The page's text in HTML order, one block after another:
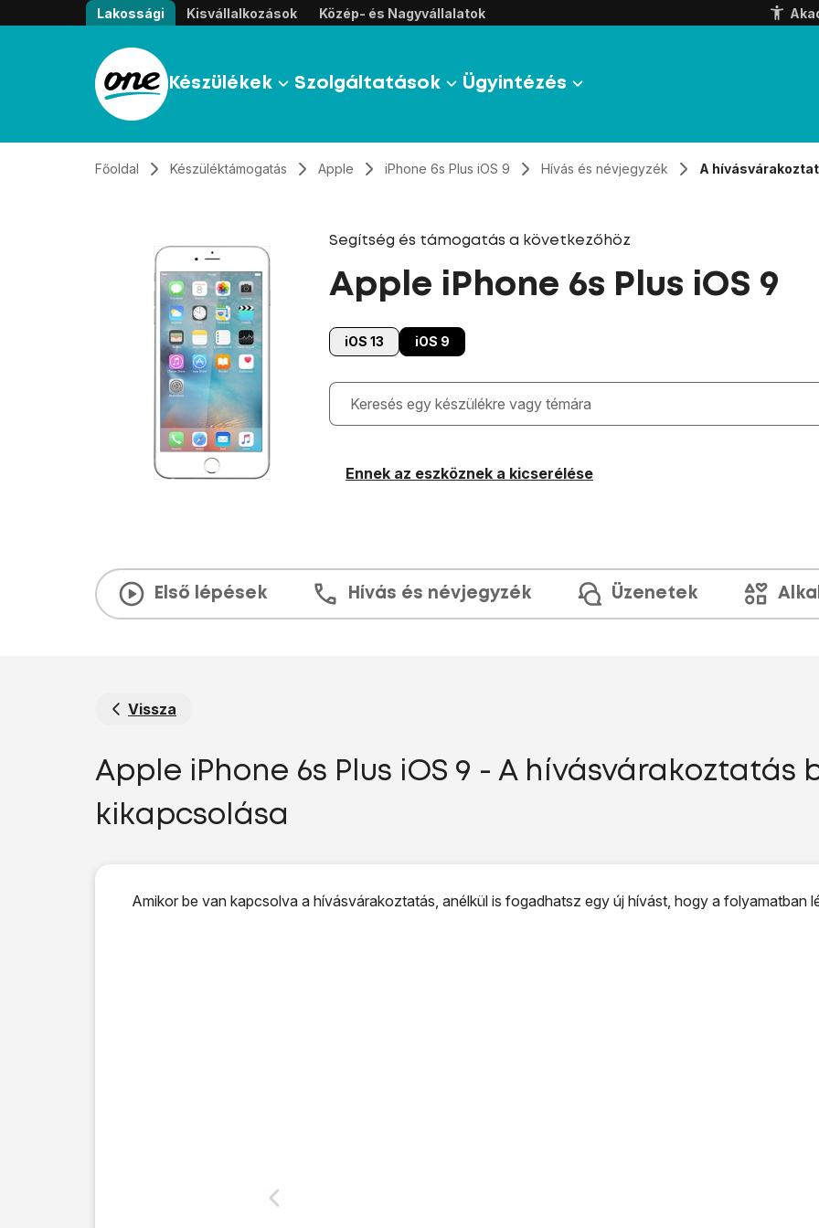
Átugrás, tovább a tartalomhoz
Lakossági Kisvállalkozások Közép- és Nagyvállalatok
Készülékek Szolgáltatások Ügyintézés
Főoldal Készüléktámogatás Apple iPhone 6s Plus iOS 9 Hívás és névjegyzék A
Segítség és támogatás a következőhöz
Apple iPhone 6s Plus iOS 9
iOS 13 iOS 9
Gépelés közben megjelennek a keresési javaslatok a mező alatt
Ennek az eszköznek a kicserélése
Első lépések Hívás és névjegyzék Üzenetek
Vissza
Apple iPhone 6s Plus iOS 9 - A hívásvárakoztatás
kikapcsolása
Amikor be van kapcsolva a hívásvárakoztatás, anélkül is fogadhatsz egy új hívást, hogy a folyamatban